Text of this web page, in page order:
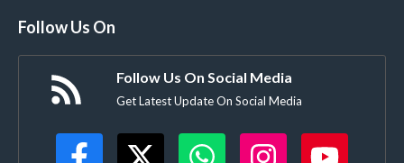
Follow Us On
Follow Us On Social Media
Get Latest Update On Social Media